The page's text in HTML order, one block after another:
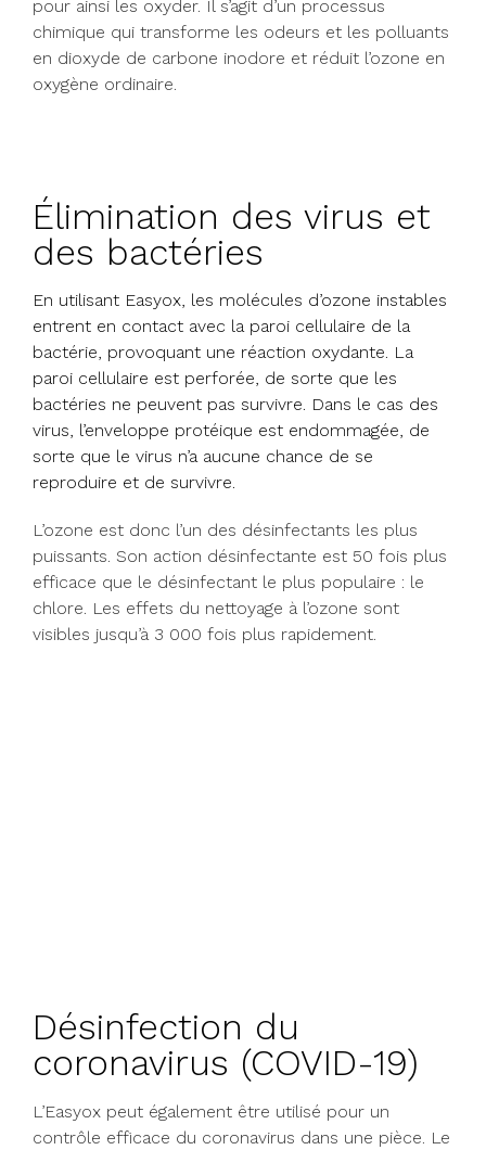
pour ainsi les oxyder. Il s’agit d’un processus
chimique qui transforme les odeurs et les polluants
en dioxyde de carbone inodore et réduit l’ozone en
oxygène ordinaire.
Élimination des virus et
des bactéries
En utilisant Easyox, les molécules d’ozone instables
entrent en contact avec la paroi cellulaire de la
bactérie, provoquant une réaction oxydante. La
paroi cellulaire est perforée, de sorte que les
bactéries ne peuvent pas survivre. Dans le cas des
virus, l’enveloppe protéique est endommagée, de
sorte que le virus n’a aucune chance de se
reproduire et de survivre.
L’ozone est donc l’un des désinfectants les plus
puissants. Son action désinfectante est 50 fois plus
efficace que le désinfectant le plus populaire : le
chlore. Les effets du nettoyage à l’ozone sont
visibles jusqu’à 3 000 fois plus rapidement.
Désinfection du
coronavirus (COVID-19)
L’Easyox peut également être utilisé pour un
contrôle efficace du coronavirus dans une pièce. Le